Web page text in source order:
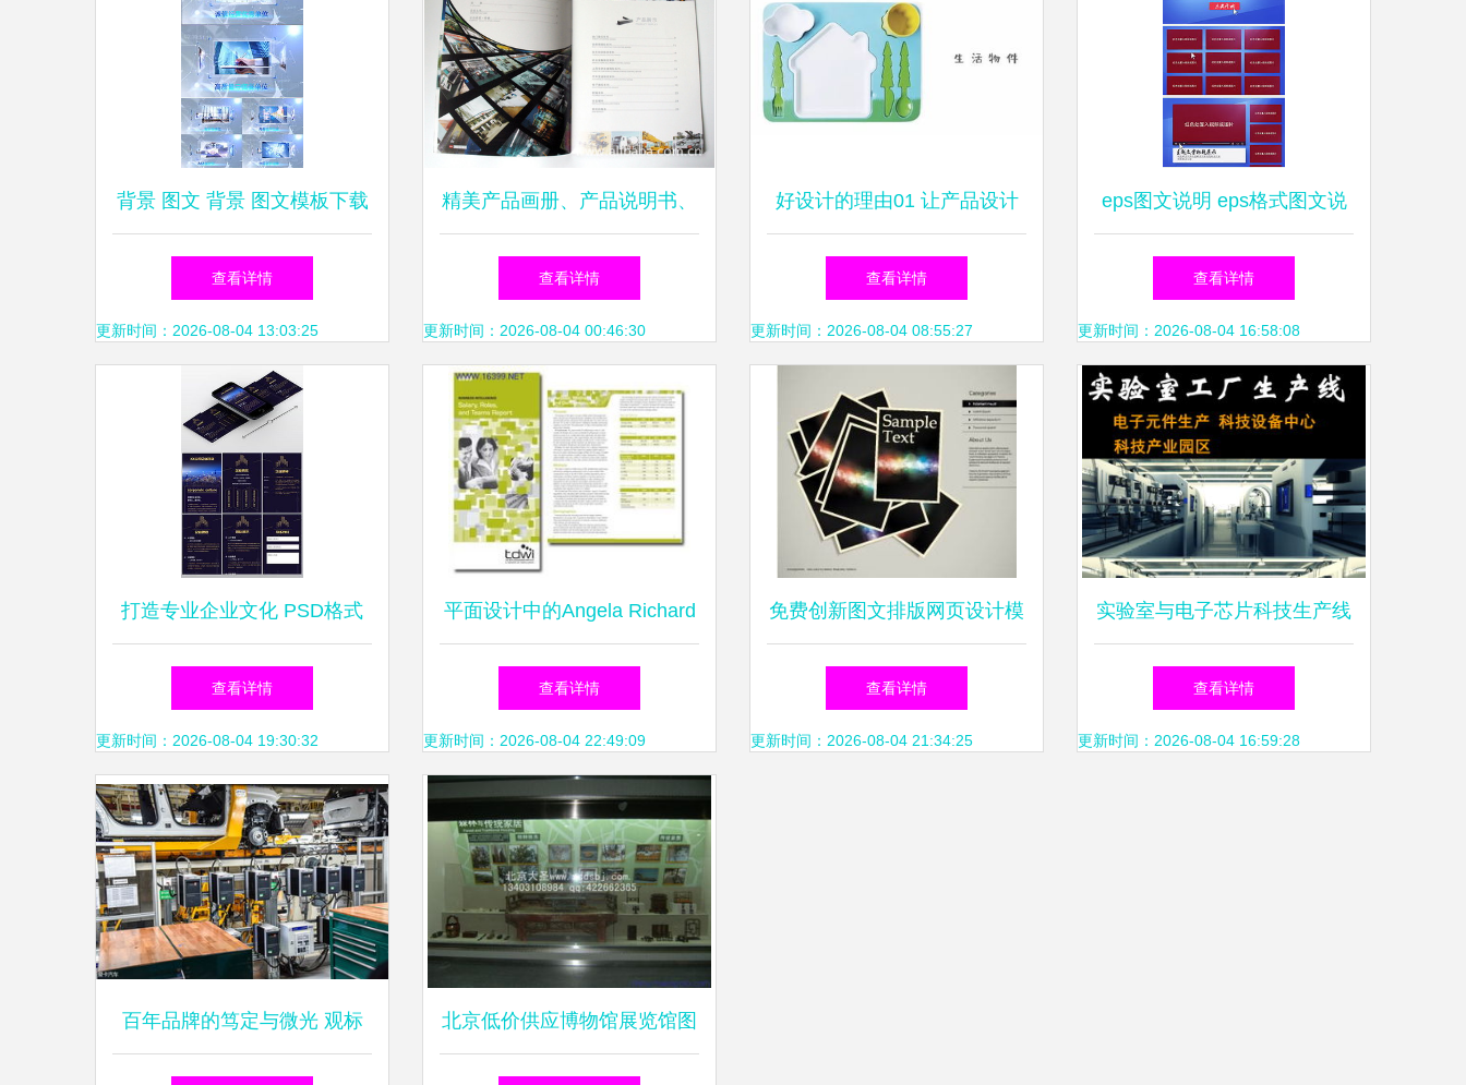
背景 图文 背景 图文模板下载
背景 图文图片设计素材
查看详情
更新时间：2026-08-04 13:03:25
精美产品画册、产品说明书、
宣传单页等平面设计 价格、
厂家、图片，洛阳大方图文设
计之道
查看详情
更新时间：2026-08-04 00:46:30
好设计的理由01 让产品设计
趣味化
查看详情
更新时间：2026-08-04 08:55:27
eps图文说明 eps格式图文说
明素材图片 eps图文说明设计
模板
查看详情
更新时间：2026-08-04 16:58:08
打造专业企业文化 PSD格式
图文素材设计指南
查看详情
更新时间：2026-08-04 19:30:32
平面设计中的Angela Richard
图文美学 以重庆设计学校为
例看图文设计制作
查看详情
更新时间：2026-08-04 22:49:09
免费创新图文排版网页设计模
板，矢量AI素材尽在红动网
查看详情
更新时间：2026-08-04 21:34:25
实验室与电子芯片科技生产线
的3D模型设计 融合制药厂的
未来全景
查看详情
更新时间：2026-08-04 16:59:28
百年品牌的笃定与微光 观标 北京低价供应博物馆展览馆图